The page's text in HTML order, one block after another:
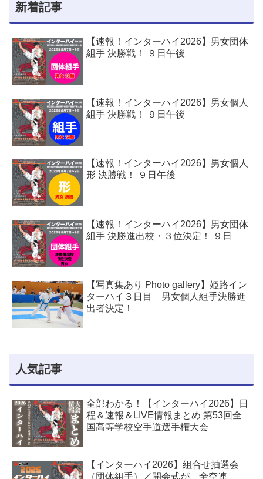
新着記事
【速報！インターハイ2026】男女団体
組手 決勝戦！ ９日午後
【速報！インターハイ2026】男女個人
組手 決勝戦！ ９日午後
【速報！インターハイ2026】男女個人
形 決勝戦！ ９日午後
【速報！インターハイ2026】男女団体
組手 決勝進出校・３位決定！ ９日
【写真集あり Photo gallery】姫路イン
ターハイ３日目 男女個人組手決勝進
出者決定！
人気記事
全部わかる！【インターハイ2026】日
程＆速報＆LIVE情報まとめ 第53回全
国高等学校空手道選手権大会
【インターハイ2026】組合せ抽選会
（団体組手）／開会式が、全空連